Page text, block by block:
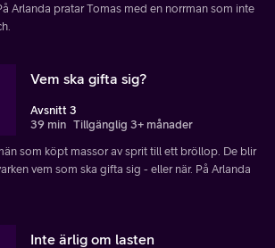
Arlanda pratar Tomas med en norrman som inte
Vem ska gifta sig?
Avsnitt 3
39 min Tillgänglig 3+ månader
som köpt massor av sprit till ett bröllop. De blir
vem som ska gifta sig - eller när. På Arlanda
Inte ärlig om lasten